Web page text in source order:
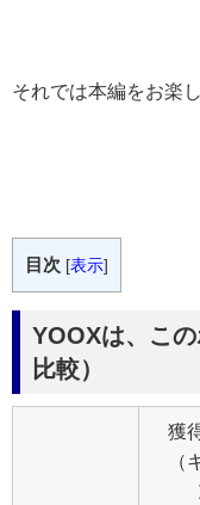
それでは本編をお楽
目次 [表示]
YOOXは、こ
比較）
獲
（